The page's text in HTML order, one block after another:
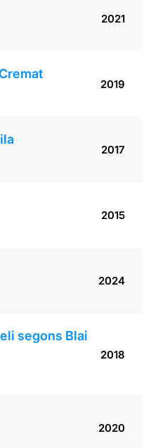
2021
2019
2017
2015
2024
segons Blai
2018
2020